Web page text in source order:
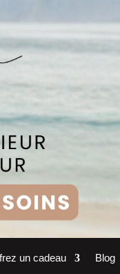
un cadeau Blog